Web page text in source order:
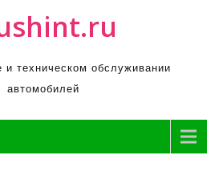
и техническом обслуживании
автомобилей